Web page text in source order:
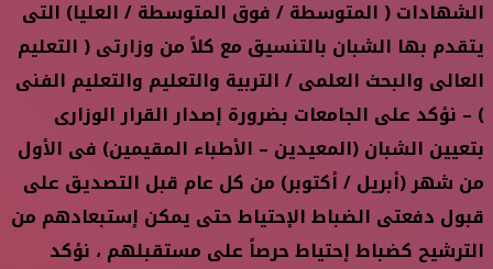
الشهادات ( المتوسطة / فوق المتوسطة / العليا) التى
يتقدم بها الشبان بالتنسيق مع كلاً من وزارتى ( التعليم
العالى والبحث العلمى / التربية والتعليم والتعليم الفنى
) – نؤكد على الجامعات بضرورة إصدار القرار الوزارى
بتعيين الشبان (المعيدين – الأطباء المقيمين) فى الأول
من شهر (أبريل / أكتوبر) من كل عام قبل التصديق على
قبول دفعتى الضباط الإحتياط حتى يمكن إستبعادهم من
الترشيح كضباط إحتياط حرصاً على مستقبلهم ، نؤكد